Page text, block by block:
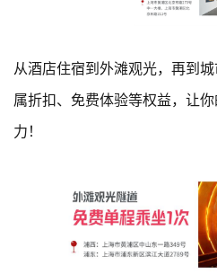
从酒店住宿到外滩观光，再到
属折扣、免费体验等权益，让
力！